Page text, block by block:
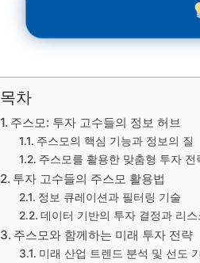
목차
주스모: 투자 고수들의 정보 허브
주스모의 핵심 기능과 정보의 질
주스모를 활용한 맞춤형 투자 전
투자 고수들의 주스모 활용법
정보 큐레이션과 필터링 기술
데이터 기반의 투자 결정과 리스
주스모와 함께하는 미래 투자 전략
미래 산업 트렌드 분석 및 선도